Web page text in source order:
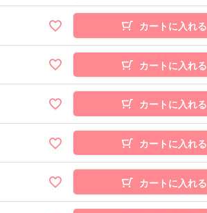
カートに入れる
カートに入れる
カートに入れる
カートに入れる
カートに入れる